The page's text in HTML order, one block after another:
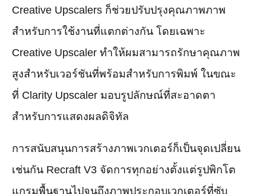
Creative Upscalers ก็ช่วยปรับปรุงคุณภาพภาพ
สำหรับการใช้งานที่แตกต่างกัน โดยเฉพาะ
Creative Upscaler ทำให้ผมสามารถรักษาคุณภาพ
สูงสำหรับเวอร์ชันที่พร้อมสำหรับการพิมพ์ ในขณะ
ที่ Clarity Upscaler มอบรูปลักษณ์ที่สะอาดตา
สำหรับการแสดงผลดิจิทัล
การสนับสนุนการสร้างภาพเวกเตอร์ก็เป็นจุดเปลี่ยน
เช่นกัน Recraft V3 จัดการทุกอย่างตั้งแต่รูปพิกโต
แกรมพื้นฐานไปจนถึงภาพประกอบเวกเตอร์ที่ซับ